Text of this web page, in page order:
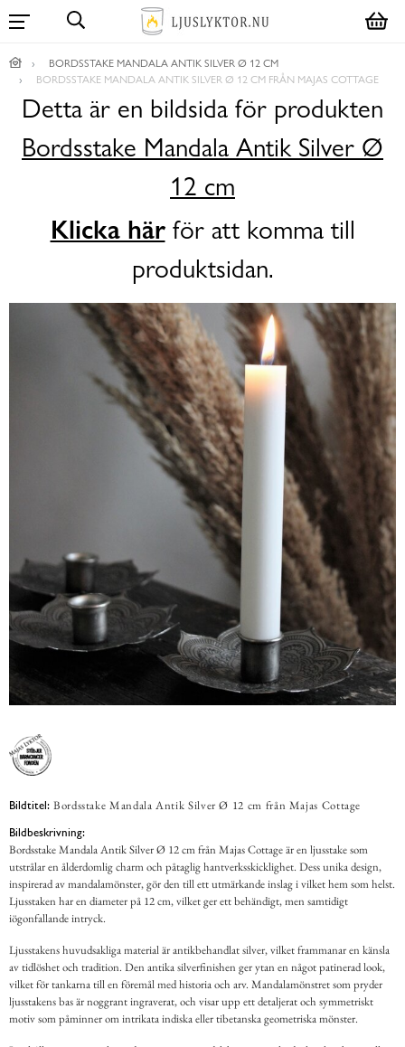
BORDSSTAKE MANDALA ANTIK SILVER Ø 12 CM
BORDSSTAKE MANDALA ANTIK SILVER Ø 12 CM FRÅN MAJAS COTTAGE
Detta är en bildsida för produkten
Bordsstake Mandala Antik Silver Ø
12 cm
Klicka härför att komma till
produktsidan.
Bildtitel: Bordsstake Mandala Antik Silver Ø 12 cm från Majas Cottage
Bildbeskrivning:
Bordsstake Mandala Antik Silver Ø 12 cm från Majas Cottage är en ljusstake som
utstrålar en ålderdomlig charm och påtaglig hantverksskicklighet. Dess unika design,
inspirerad av mandalamönster, gör den till ett utmärkande inslag i vilket hem som helst.
Ljusstaken har en diameter på 12 cm, vilket ger ett behändigt, men samtidigt
iögonfallande intryck.
Ljusstakens huvudsakliga material är antikbehandlat silver, vilket frammanar en känsla
av tidlöshet och tradition. Den antika silverfinishen ger ytan en något patinerad look,
vilket för tankarna till en föremål med historia och arv. Mandalamönstret som pryder
ljusstakens bas är noggrant ingraverat, och visar upp ett detaljerat och symmetriskt
motiv som påminner om intrikata indiska eller tibetanska geometriska mönster.